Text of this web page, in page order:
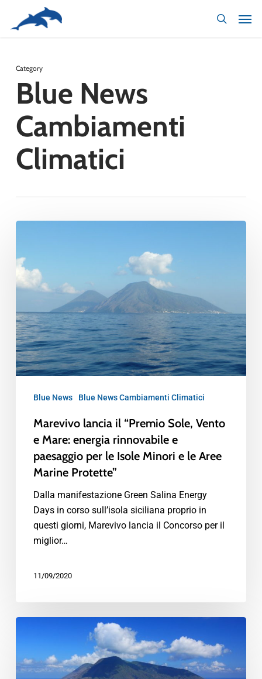
content
Category
Blue News
Cambiamenti
Climatici
Blue News Blue News Cambiamenti Climatici
Marevivo lancia il “Premio Sole, Vento
e Mare: energia rinnovabile e
paesaggio per le Isole Minori e le Aree
Marine Protette”
Dalla manifestazione Green Salina Energy
Days in corso sull’isola siciliana proprio in
questi giorni, Marevivo lancia il Concorso per il
miglior…
11/09/2020